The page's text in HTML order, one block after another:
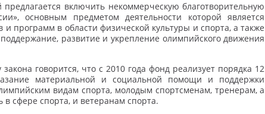
включить некоммерческую благотворительную
основным предметом деятельности которой является
программ в области физической культуры и спорта, а также
развитие и укрепление олимпийского движения
говорится, что с 2010 года фонд реализует порядка 12
материальной и социальной помощи и поддержки
видам спорта, молодым спортсменам, тренерам, а
сфере спорта, и ветеранам спорта.